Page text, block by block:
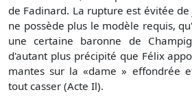
de Fadinard. La rupture est évitée de
ne possède plus le modèle requis,
une certaine baronne de
d'autant plus précipité que Félix
mantes sur la «dame » effondrée
tout casser (Acte Il).